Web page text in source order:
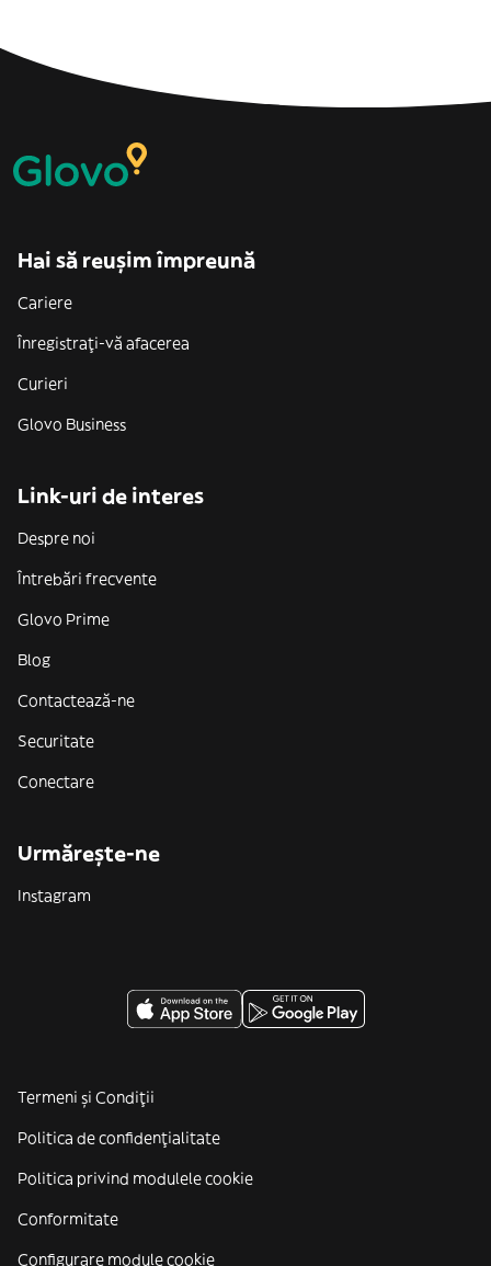
Hai să reușim împreună
Cariere
Înregistrați-vă afacerea
Curieri
Glovo Business
Link-uri de interes
Despre noi
Întrebări frecvente
Glovo Prime
Blog
Contactează-ne
Securitate
Conectare
Urmărește-ne
Instagram
Termeni și Condiții
Politica de confidenţialitate
Politica privind modulele cookie
Conformitate
Configurare module cookie